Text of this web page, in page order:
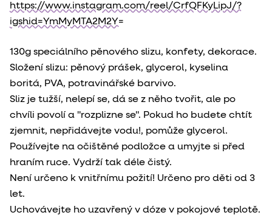
https://www.instagram.com/reel/CrfQFKyLipJ/?
igshid=YmMyMTA2M2Y=
130g speciálního pěnového slizu, konfety, dekorace.
Složení slizu: pěnový prášek, glycerol, kyselina
boritá, PVA, potravinářské barvivo.
Sliz je tužší, nelepí se, dá se z něho tvořit, ale po
chvíli povolí a "rozplizne se". Pokud ho budete chtít
zjemnit, nepřidávejte vodu!, pomůže glycerol.
Používejte na očištěné podložce a umyjte si před
hraním ruce. Vydrží tak déle čistý.
Není určeno k vnitřnímu požití! Určeno pro děti od 3
let.
Uchovávejte ho uzavřený v dóze v pokojové teplotě.